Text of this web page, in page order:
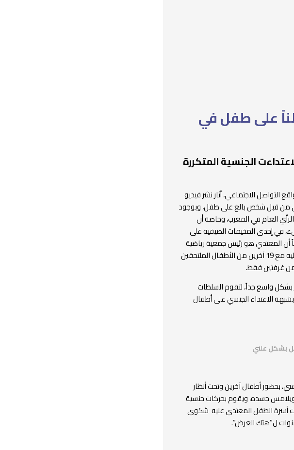
على طفل في
الجنسية المتكررة
الاجتماعي، أثار نشر فيديو
من قبل شخص بالغ على طفل، وبوجود
العام في المغرب، وخاصة أن
في إحدى المخيمات الصيفية على
أن المعتدي هو رئيس جمعية رياضية
“أناسي”، وهو من يُنظم المعسكر الصيفي، والطفل المٌعتدى عليه مع 19 آخرين من الأطفال الملتحقين
غرفتين فقط.
بشكل واسع جداً، لتقوم السلطات
الاعتداء الجنسي على أطفال
بشكل علني
بحضور أطفال آخرين وتحت أنظار
جسده، ويقوم بحركات جنسية
أسرة الطفل المعتدى عليه شكوى